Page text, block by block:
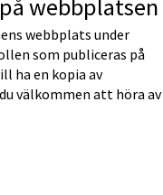
webbplatsen
webbplats under
som publiceras på
ha en kopia av
välkommen att höra av